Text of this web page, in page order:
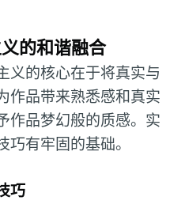
的和谐融合
义的核心在于将真实与
作品带来熟悉感和真实
作品梦幻般的质感。实
有牢固的基础。
巧